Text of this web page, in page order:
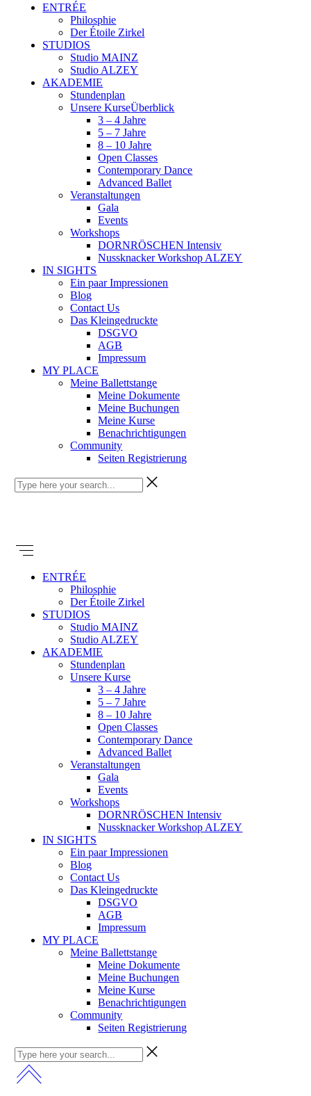
ENTRÉE
Philosphie
Der Étoile Zirkel
STUDIOS
Studio MAINZ
Studio ALZEY
AKADEMIE
Stundenplan
Unsere KurseÜberblick
3 – 4 Jahre
5 – 7 Jahre
8 – 10 Jahre
Open Classes
Contemporary Dance
Advanced Ballet
Veranstaltungen
Gala
Events
Workshops
DORNRÖSCHEN Intensiv
Nussknacker Workshop ALZEY
IN SIGHTS
Ein paar Impressionen
Blog
Contact Us
Das Kleingedruckte
DSGVO
AGB
Impressum
MY PLACE
Meine Ballettstange
Meine Dokumente
Meine Buchungen
Meine Kurse
Benachrichtigungen
Community
Seiten Registrierung
ENTRÉE
Philosphie
Der Étoile Zirkel
STUDIOS
Studio MAINZ
Studio ALZEY
AKADEMIE
Stundenplan
Unsere Kurse
3 – 4 Jahre
5 – 7 Jahre
8 – 10 Jahre
Open Classes
Contemporary Dance
Advanced Ballet
Veranstaltungen
Gala
Events
Workshops
DORNRÖSCHEN Intensiv
Nussknacker Workshop ALZEY
IN SIGHTS
Ein paar Impressionen
Blog
Contact Us
Das Kleingedruckte
DSGVO
AGB
Impressum
MY PLACE
Meine Ballettstange
Meine Dokumente
Meine Buchungen
Meine Kurse
Benachrichtigungen
Community
Seiten Registrierung